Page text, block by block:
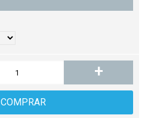
+
COMPRAR